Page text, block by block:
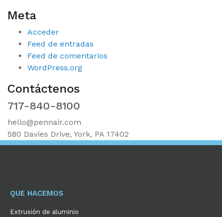
Meta
Acceder
Feed de entradas
Feed de comentarios
WordPress.org
Contáctenos
717-840-8100
hello@pennair.com
580 Davies Drive, York, PA 17402
QUE HACEMOS
Extrusión de aluminio